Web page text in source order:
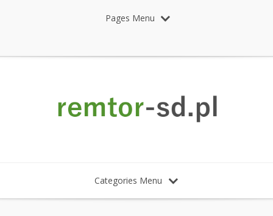
Pages Menu
Categories Menu